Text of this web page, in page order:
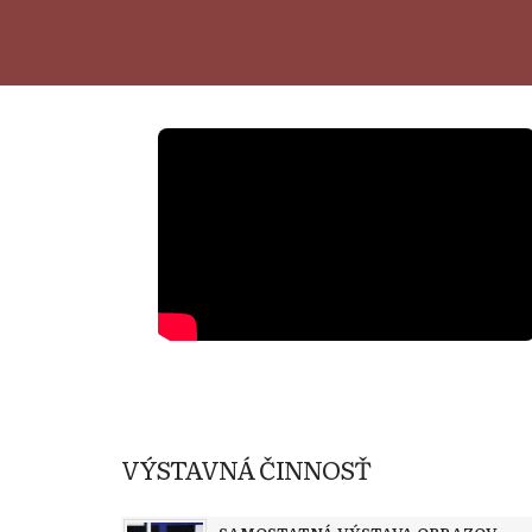
VÝSTAVNÁ ČINNOSŤ